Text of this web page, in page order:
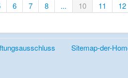
6 7 8 ... 10 11 12
Sitemap-der-